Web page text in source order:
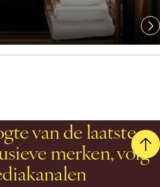
van de laatste
merken, volg